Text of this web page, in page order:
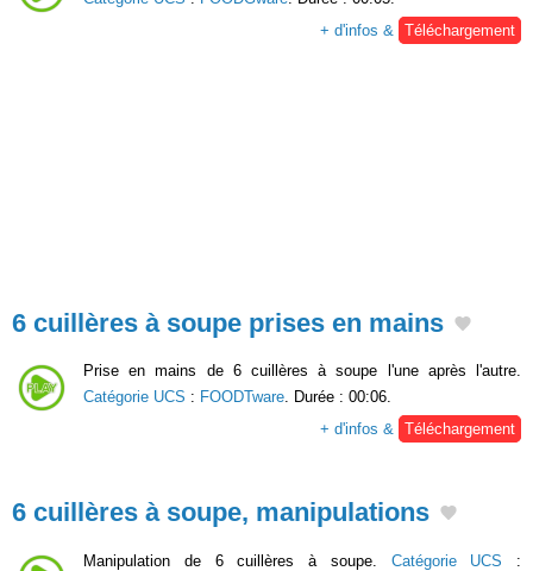
+ d'infos &
Téléchargement
6 cuillères à soupe prises en mains
Prise en mains de 6 cuillères à soupe l'une après l'autre.
Catégorie UCS : FOODTware. Durée : 00:06.
+ d'infos & Téléchargement
6 cuillères à soupe, manipulations
Manipulation de 6 cuillères à soupe. Catégorie UCS :